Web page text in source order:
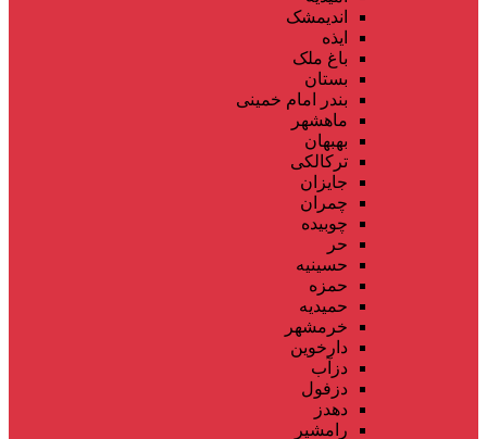
اندیمشک
ایذه
باغ ملک
بستان
بندر امام خمینی
ماهشهر
بهبهان
ترکالکی
جایزان
چمران
چوبیده
حر
حسینیه
حمزه
حمیدیه
خرمشهر
دارخوین
دزآب
دزفول
دهدز
رامشیر